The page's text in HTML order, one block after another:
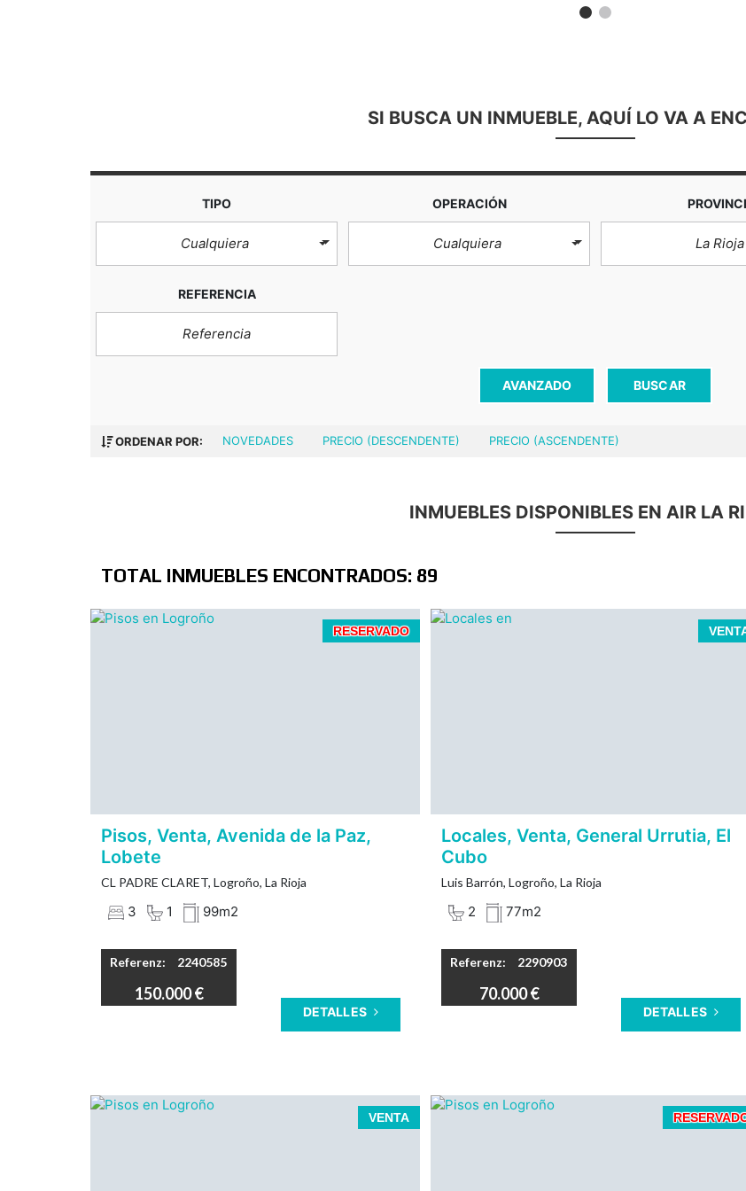
SI BUSCA UN INMUEBLE, AQUÍ LO VA A
TIPO
Cualquiera
OPERACIÓN
Cualquiera La Rioja
REFERENCIA
AVANZADO BUSCAR
ORDENAR POR: NOVEDADES PRECIO (DESCENDENTE) PRECIO (ASCENDENTE)
INMUEBLES DISPONIBLES EN AIR LA
TOTAL INMUEBLES ENCONTRADOS: 89
RESERVADO
Padre Claret, piso de 3 dormitorios, con
Altura.
Pisos, Venta, Avenida de la Paz,
Lobete
CL PADRE CLARET, Logroño, La Rioja
3 1 99m2
Referenz: 2240585
150.000 €
DETALLES
Locales, Venta, General Urrutia, El
Cubo
Luis Barrón, Logroño, La Rioja
2 77m2
Referenz: 2290903
70.000 €
DETALLES
VENTA
INMOBILIARIA SOLOZÁBAL presenta una
vivienda céntrica, junto al parque de
Vivienda a estrenar de 114 m² útiles en
Parque Las Gaunas de Logroño con vistas a